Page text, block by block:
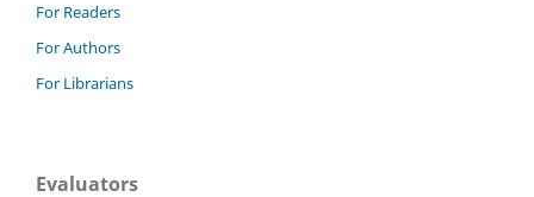
For Readers
For Authors
For Librarians
Evaluators